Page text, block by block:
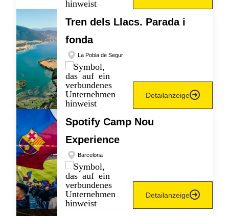
Tren dels Llacs. Parada i
fonda
La Pobla de Segur
Detailanzeige
Spotify Camp Nou
Experience
Barcelona
Detailanzeige